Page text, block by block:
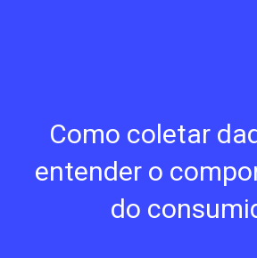
Como coletar
entender o
do